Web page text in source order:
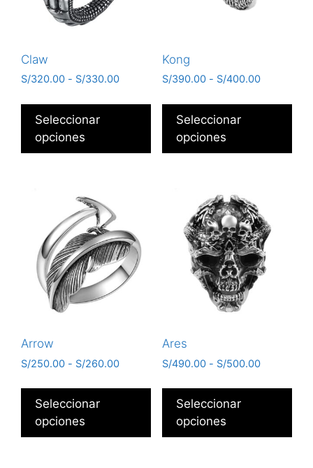
Claw
S/320.00 - S/330.00
Seleccionar
opciones
Kong
S/390.00 - S/400.00
Seleccionar
opciones
Arrow
S/250.00 - S/260.00
Seleccionar
opciones
Ares
S/490.00 - S/500.00
Seleccionar
opciones